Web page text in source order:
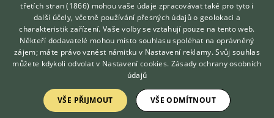
Daruji akvárium 110 lt a kompletní filtraci ze SRN. Dále mnoho
doplňků pro chov rybiček.
6.8.2026 11:00
Most, okr. Most
broumov 22×
Hledáte zvířecího kamaráda?
Zdarma vám poradí
VETERINÁŘ ONLINE
KONZULTOVAT S
VETERINÁŘEM
třetích stran (1866) mohou vaše údaje zpracovávat také pro tyto i
další účely, včetně používání přesných údajů o geolokaci a
charakteristik zařízení. Vaše volby se vztahují pouze na tento web.
Někteří dodavatelé mohou místo souhlasu spoléhat na oprávněný
zájem; máte právo vznést námitku v Nastavení reklamy. Svůj souhlas
můžete kdykoli odvolat v Nastavení cookies. Zásady ochrany osobních
údajů
VŠE PŘIJMOUT VŠE ODMÍTNOUT